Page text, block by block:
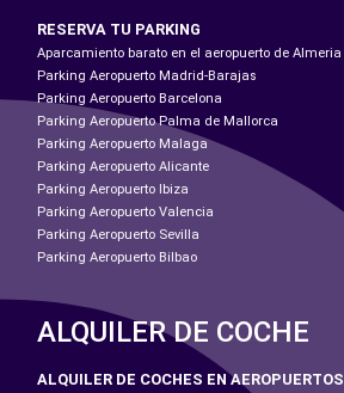
RESERVA TU PARKING
Aparcamiento barato en el aeropuerto de Almeria
Parking Aeropuerto Madrid-Barajas
Parking Aeropuerto Barcelona
Parking Aeropuerto Palma de Mallorca
Parking Aeropuerto Malaga
Parking Aeropuerto Alicante
Parking Aeropuerto Ibiza
Parking Aeropuerto Valencia
Parking Aeropuerto Sevilla
Parking Aeropuerto Bilbao
ALQUILER DE COCHE
ALQUILER DE COCHES EN AEROPUERTOS